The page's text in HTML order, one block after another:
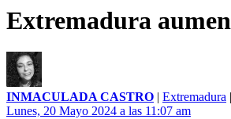
Extremadura
INMACULADA CASTRO | Extremadura |
Lunes, 20 Mayo 2024 a las 11:07 am